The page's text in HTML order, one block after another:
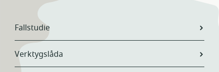
Fallstudie
Verktygslåda